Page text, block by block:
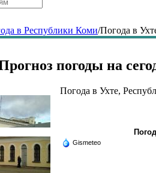
в Республики Коми/Погода в
погоды на
Погода в Ухте,
Gismeteo